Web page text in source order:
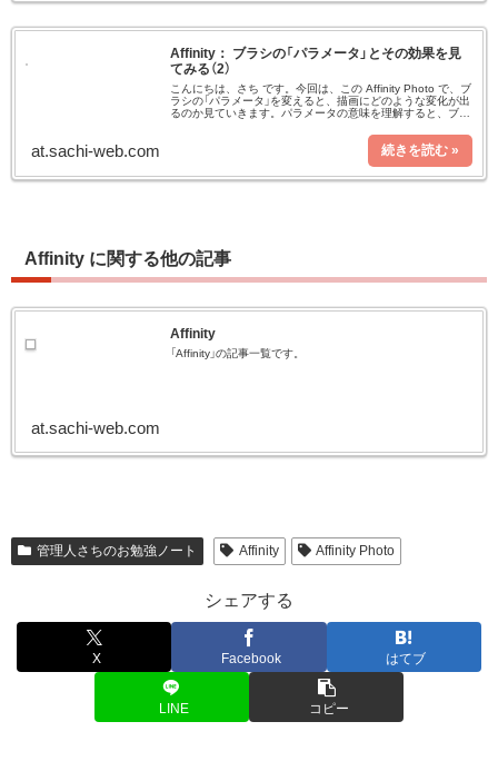
Affinity： ブラシの「パラメータ」とその効果を見
てみる（2）
こんにちは、さち です。今回は、この Affinity Photo で、ブ
ラシの「パラメータ」を変えると、描画にどのような変化が出
るのか見ていきます。パラメータの意味を理解すると、ブラ
at.sachi-web.com
Affinity に関する他の記事
Affinity
「Affinity」の記事一覧です。
at.sachi-web.com
管理人さちのお勉強ノート Affinity Affinity Photo
シェアする
X Facebook はてブ
LINE コピー